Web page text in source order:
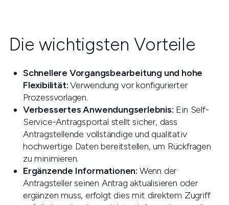
Die wichtigsten Vorteile
Schnellere Vorgangsbearbeitung und hohe
Flexibilität:Verwendung vor konfigurierter
Prozessvorlagen.
Verbessertes Anwendungserlebnis: Ein Self-
Service-Antragsportal stellt sicher, dass
Antragstellende vollständige und qualitativ
hochwertige Daten bereitstellen, um Rückfragen
zu minimieren.
Ergänzende Informationen: Wenn der
Antragsteller seinen Antrag aktualisieren oder
ergänzen muss, erfolgt dies mit direktem Zugriff